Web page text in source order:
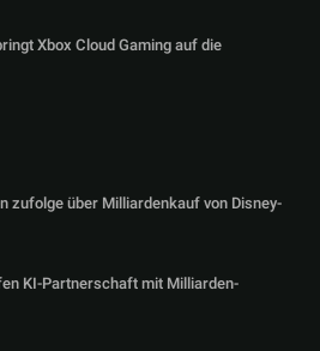
Xbox Cloud Gaming auf die
zufolge über Milliardenkauf von Disney-
KI-Partnerschaft mit Milliarden-